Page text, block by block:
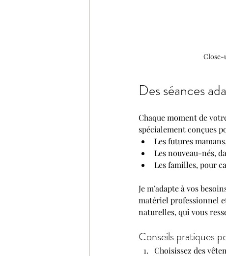
Close-
Des séances
Chaque moment de
spécialement conçues
Les futures
Les nouveau-nés,
Les familles, pour
Je m’adapte à vos
matériel professionnel
naturelles, qui vous
Conseils pratiques
Choisissez des